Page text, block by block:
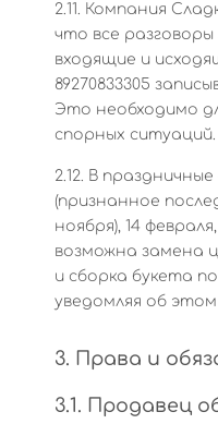
2.11. Компания
что все
входящие и
89270833305
Это необходимо
спорных ситуаций.
2.12. В
(признанное
ноября), 14
возможна замена
и сборка букета
уведомляя об этом
3. Права и
3.1. Продавец